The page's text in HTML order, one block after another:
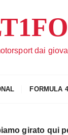
dai
FORMULA 4
girato qui